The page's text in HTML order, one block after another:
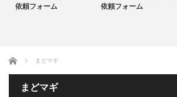
依頼フォーム
依頼フォーム
ホーム まどマギ
まどマギ